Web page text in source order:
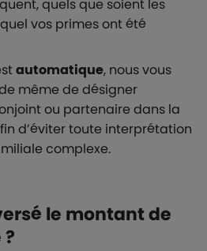
quels que soient les
vos primes ont été
automatique, nous vous
même de désigner
ou partenaire dans la
d’éviter toute interprétation
complexe.
le montant de